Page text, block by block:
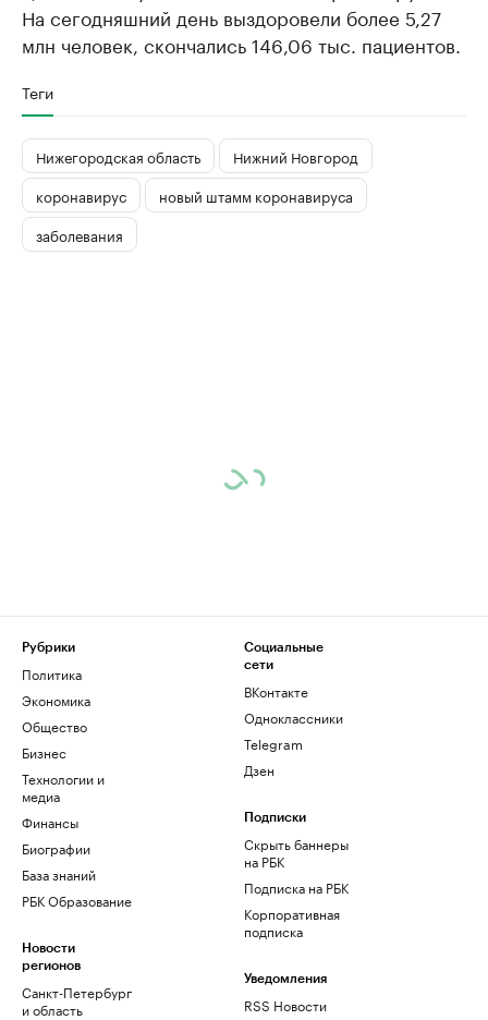
На сегодняшний день выздоровели более 5,27
млн человек, скончались 146,06 тыс. пациентов.
Теги
Нижегородская область
Нижний Новгород
коронавирус
новый штамм коронавируса
заболевания
Рубрики
Политика
Экономика
Общество
Бизнес
Технологии и
медиа
Финансы
Биографии
База знаний
РБК Образование
Новости
регионов
Санкт-Петербург
и область
Социальные
сети
ВКонтакте
Одноклассники
Telegram
Дзен
Подписки
Скрыть баннеры
на РБК
Подписка на РБК
Корпоративная
подписка
Уведомления
RSS Новости